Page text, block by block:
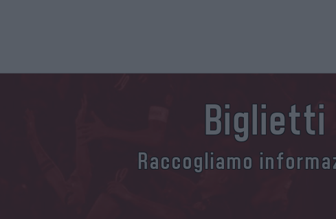
Biglietti
Raccogliamo